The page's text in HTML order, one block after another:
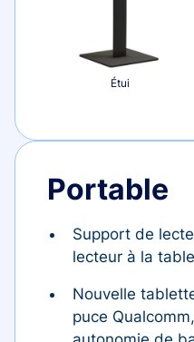
Étui
Portable
Support de
lecteur à la
Nouvelle
puce